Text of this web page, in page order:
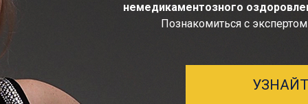
немедикаментозного
Познакомиться с